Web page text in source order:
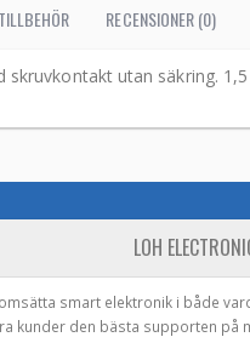
TILLBEHÖR RECENSIONER (0)
skruvkontakt utan säkring.
LOH
smart elektronik i både
kunder den bästa supporten på